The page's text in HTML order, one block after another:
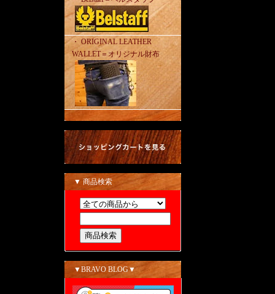
・ ORIGINAL LEATHER
WALLET＝オリジナル財布
▼ 商品検索
▼BRAVO BLOG▼